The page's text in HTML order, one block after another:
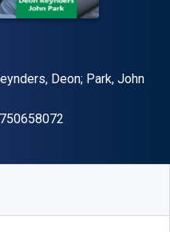
Deon; Park, John